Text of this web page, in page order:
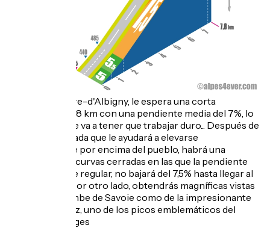
Desde St-Pierre-d'Albigny, le espera una corta
ascensión de 7,8 km con una pendiente media del 7%, lo
que sugiere que va a tener que trabajar duro... Después de
una curva cerrada que le ayudará a elevarse
tranquilamente por encima del pueblo, habrá una
sucesión de 14 curvas cerradas en las que la pendiente
media, bastante regular, no bajará del 7,5% hasta llegar al
Col du Frêne. Por otro lado, obtendrás magníficas vistas
tanto de la Combe de Savoie como de la impresionante
Dent d'Arclusaz, uno de los picos emblemáticos del
Massif des Bauges